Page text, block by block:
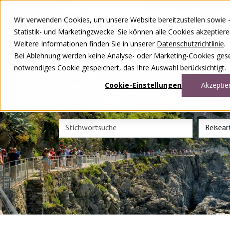
Wir verwenden Cookies, um unsere Website bereitzustellen sowie
Statistik- und Marketingzwecke. Sie können alle Cookies
Weitere Informationen finden Sie in unserer Datenschutzrichtlinie.
Bei Ablehnung werden keine Analyse- oder Marketing-Cookies
notwendiges Cookie gespeichert, das Ihre Auswahl berücksichtigt.
Cookie-Einstellungen
Unsere Reisen
Rund ums Reisen
Über uns
Kontakt
Wettbewerb